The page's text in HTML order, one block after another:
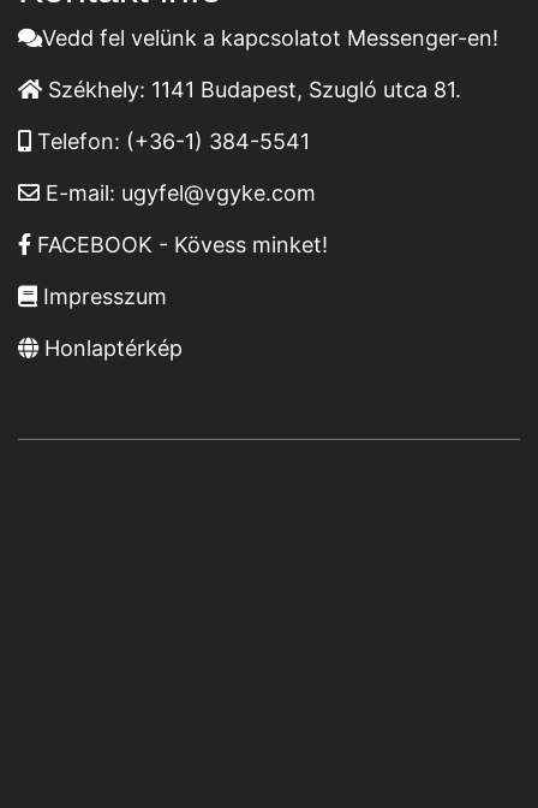
Vedd fel velünk a kapcsolatot Messenger-en!
Székhely: 1141 Budapest, Szugló utca 81.
Telefon: (+36-1) 384-5541
E-mail: ugyfel@vgyke.com
FACEBOOK - Kövess minket!
Impresszum
Honlaptérkép